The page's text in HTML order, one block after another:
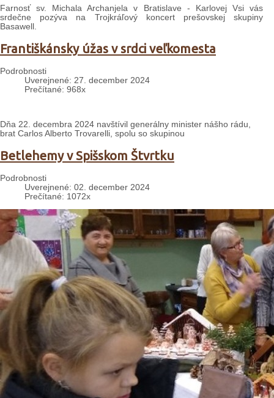
Farnosť sv. Michala Archanjela v Bratislave - Karlovej Vsi vás
srdečne pozýva na Trojkráľový koncert prešovskej skupiny
Basawell.
Františkánsky úžas v srdci veľkomesta
Podrobnosti
Uverejnené: 27. december 2024
Prečítané: 968x
Dňa 22. decembra 2024 navštívil generálny minister nášho rádu,
brat Carlos Alberto Trovarelli, spolu so skupinou
Betlehemy v Spišskom Štvrtku
Podrobnosti
Uverejnené: 02. december 2024
Prečítané: 1072x